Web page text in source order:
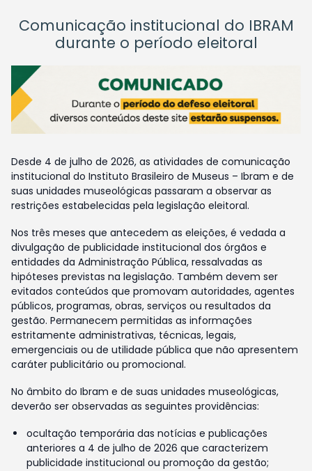
Comunicação institucional do IBRAM
durante o período eleitoral
Desde 4 de julho de 2026, as atividades de comunicação
institucional do Instituto Brasileiro de Museus – Ibram e de
suas unidades museológicas passaram a observar as
restrições estabelecidas pela legislação eleitoral.
Nos três meses que antecedem as eleições, é vedada a
divulgação de publicidade institucional dos órgãos e
entidades da Administração Pública, ressalvadas as
hipóteses previstas na legislação. Também devem ser
evitados conteúdos que promovam autoridades, agentes
públicos, programas, obras, serviços ou resultados da
gestão. Permanecem permitidas as informações
estritamente administrativas, técnicas, legais,
emergenciais ou de utilidade pública que não apresentem
caráter publicitário ou promocional.
No âmbito do Ibram e de suas unidades museológicas,
deverão ser observadas as seguintes providências:
ocultação temporária das notícias e publicações
anteriores a 4 de julho de 2026 que caracterizem
publicidade institucional ou promoção da gestão;